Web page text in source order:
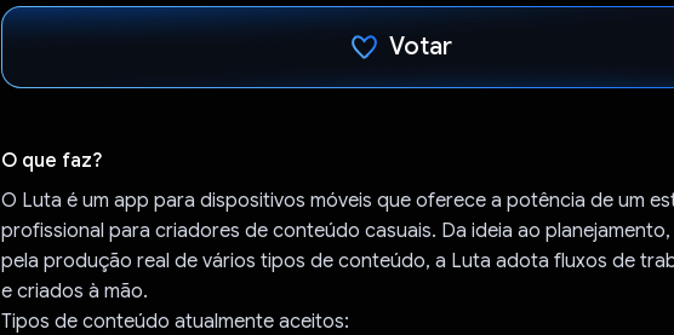
Votar
O que faz?
O Luta é um app para dispositivos móveis que oferece a potência de um
profissional para criadores de conteúdo casuais. Da ideia ao
pela produção real de vários tipos de conteúdo, a Luta adota fluxos de
e criados à mão.
Tipos de conteúdo atualmente aceitos: